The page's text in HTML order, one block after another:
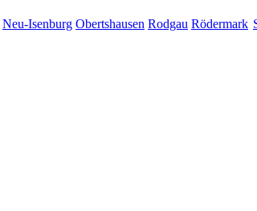
Neu-Isenburg Obertshausen Rodgau Rödermark